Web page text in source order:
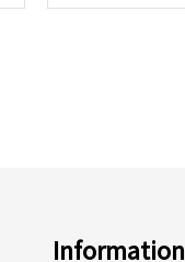
Information